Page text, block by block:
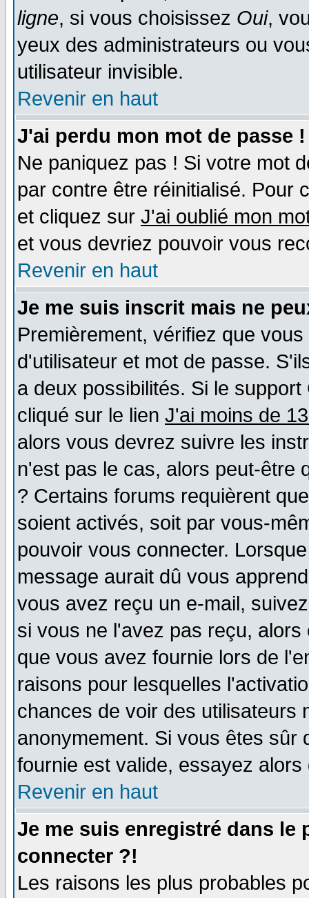
ligne, si vous choisissez Oui,
yeux des administrateurs ou
utilisateur invisible.
Revenir en haut
J'ai perdu mon mot de passe !
Ne paniquez pas ! Si votre mot
par contre être réinitialisé. Pour
et cliquez sur J'ai oublié mon
et vous devriez pouvoir vous
Revenir en haut
Je me suis inscrit mais ne
Premièrement, vérifiez que
d'utilisateur et mot de passe.
a deux possibilités. Si le
cliqué sur le lien J'ai moins de
alors vous devrez suivre les
n'est pas le cas, alors peut-être
? Certains forums requièrent
soient activés, soit par vous-
pouvoir vous connecter.
message aurait dû vous
vous avez reçu un e-mail,
si vous ne l'avez pas reçu,
que vous avez fournie lors de
raisons pour lesquelles
chances de voir des utilisateurs
anonymement. Si vous êtes sûr
fournie est valide, essayez
Revenir en haut
Je me suis enregistré dans le
connecter ?!
Les raisons les plus probables